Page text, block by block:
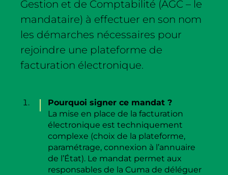
Gestion et de Comptabilité (AGC – le
mandataire) à effectuer en son nom
les démarches nécessaires pour
rejoindre une plateforme de
facturation électronique.
Pourquoi signer ce mandat ?
La mise en place de la facturation
électronique est techniquement
complexe (choix de la plateforme,
paramétrage, connexion à l’annuaire
de l’État). Le mandat permet aux
responsables de la Cuma de déléguer